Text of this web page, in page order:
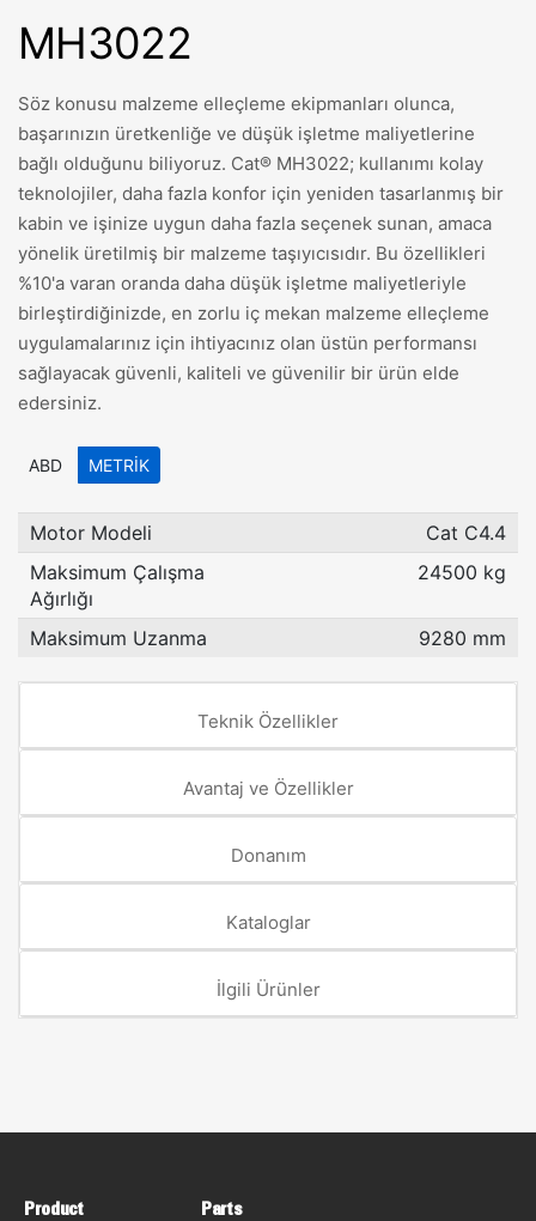
MH3022
Söz konusu malzeme elleçleme ekipmanları olunca,
başarınızın üretkenliğe ve düşük işletme maliyetlerine
bağlı olduğunu biliyoruz. Cat® MH3022; kullanımı kolay
teknolojiler, daha fazla konfor için yeniden tasarlanmış bir
kabin ve işinize uygun daha fazla seçenek sunan, amaca
yönelik üretilmiş bir malzeme taşıyıcısıdır. Bu özellikleri
%10'a varan oranda daha düşük işletme maliyetleriyle
birleştirdiğinizde, en zorlu iç mekan malzeme elleçleme
uygulamalarınız için ihtiyacınız olan üstün performansı
sağlayacak güvenli, kaliteli ve güvenilir bir ürün elde
edersiniz.
ABD METRIK
Motor Modeli
Cat C4.4
Maksimum Çalışma
Ağırlığı
24500 kg
Maksimum Uzanma 9280 mm
Teknik Özellikler
Avantaj ve Özellikler
Donanım
Kataloglar
İlgili Ürünler
Product Parts